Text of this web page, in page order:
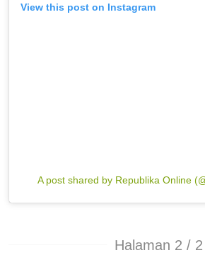
View this post on Instagram
A post shared by Republika Online
Halaman 2 / 2